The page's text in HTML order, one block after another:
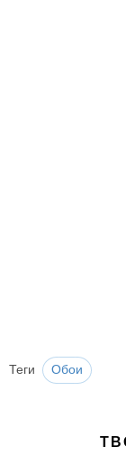
Теги Обои